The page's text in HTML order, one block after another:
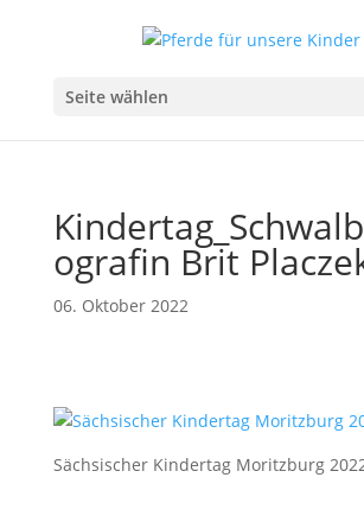
Seite wählen
ografin Brit
06. Oktober 2022
Sächsischer Kindertag Moritzburg